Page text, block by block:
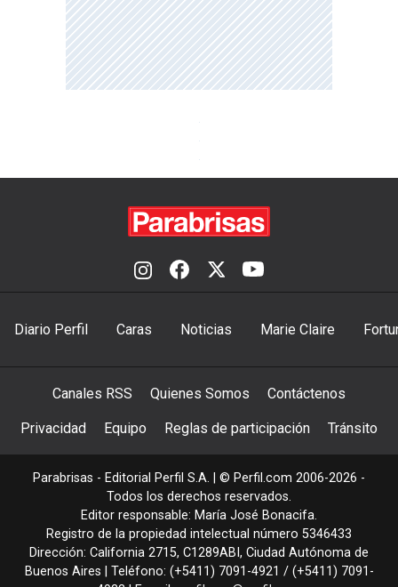
Diario Perfil Caras Noticias Marie Claire
Canales RSS Quienes Somos Contáctenos
Privacidad Equipo Reglas de participación Tránsito
Parabrisas - Editorial Perfil S.A. | © Perfil.com 2006-2026 -
Todos los derechos reservados.
Editor responsable: María José Bonacifa.
Registro de la propiedad intelectual número 5346433
Dirección: California 2715, C1289ABI , Ciudad Autónoma de
Buenos Aires | Teléfono: (+5411) 7091-4921 / (+5411) 7091-